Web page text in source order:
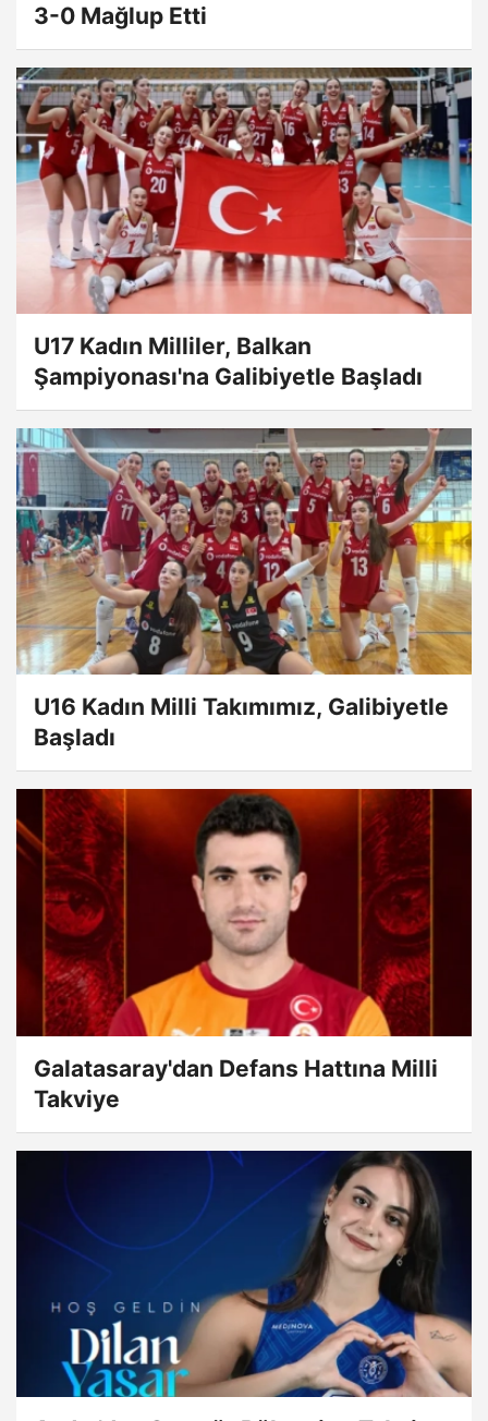
3-0 Mağlup Etti
U17 Kadın Milliler, Balkan
Şampiyonası'na Galibiyetle Başladı
U16 Kadın Milli Takımımız, Galibiyetle
Başladı
Galatasaray'dan Defans Hattına Milli
Takviye